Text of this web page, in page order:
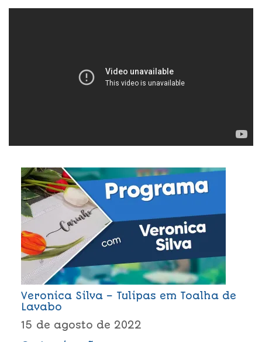
Veronica Silva – Tulipas em Toalha de
Lavabo
15 de agosto de 2022